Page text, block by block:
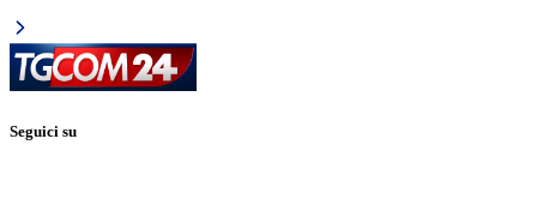
Seguici su